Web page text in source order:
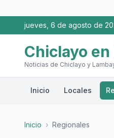
jueves, 6 de agosto de
Chiclayo en
Noticias de Chiclayo y
Inicio Locales
Inicio › Regionales